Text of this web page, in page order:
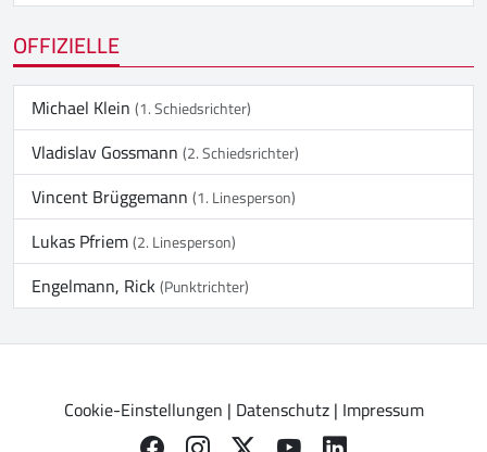
OFFIZIELLE
Michael Klein(1. Schiedsrichter)
Vladislav Gossmann(2. Schiedsrichter)
Vincent Brüggemann(1. Linesperson)
Lukas Pfriem(2. Linesperson)
Engelmann, Rick(Punktrichter)
Cookie-Einstellungen | Datenschutz| Impressum